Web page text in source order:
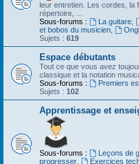
leur entretien. Les cordes, la
répertoire, ...
Sous-forums :
La guitare,
et bobos du musicien
Sujets : 619
Espace débutants
Tout ce que vous avez
classique et la notation
Sous-forums :
Premiers
Sujets : 102
Apprentissage et
Sous-forums : Leçons de
progresser
Exercices